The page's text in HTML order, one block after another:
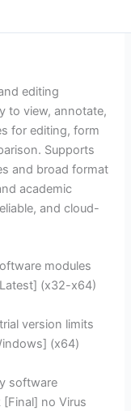
editing
to view, annotate,
for editing, form
Supports
and broad format
academic
and cloud-
modules
(x32-x64)
version limits
(x64)
software
no Virus